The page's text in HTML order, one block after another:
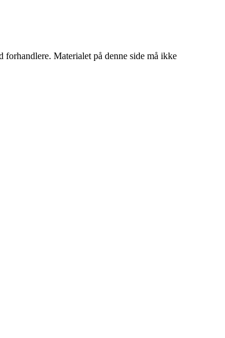
Materialet på denne side må ikke